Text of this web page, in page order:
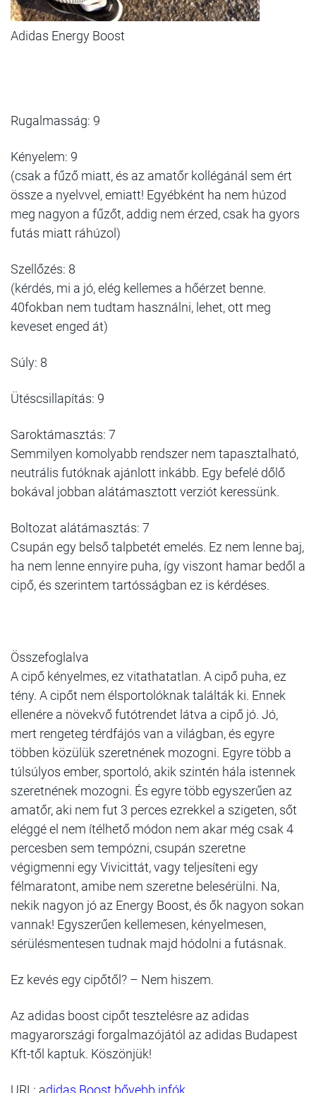
Adidas Energy Boost
Rugalmasság: 9
Kényelem: 9
(csak a fűző miatt, és az amatőr kollégánál sem ért
össze a nyelvvel, emiatt! Egyébként ha nem húzod
meg nagyon a fűzőt, addig nem érzed, csak ha gyors
futás miatt ráhúzol)
Szellőzés: 8
(kérdés, mi a jó, elég kellemes a hőérzet benne.
40fokban nem tudtam használni, lehet, ott meg
keveset enged át)
Súly: 8
Ütéscsillapítás: 9
Saroktámasztás: 7
Semmilyen komolyabb rendszer nem tapasztalható,
neutrális futóknak ajánlott inkább. Egy befelé dőlő
bokával jobban alátámasztott verziót keressünk.
Boltozat alátámasztás: 7
Csupán egy belső talpbetét emelés. Ez nem lenne baj,
ha nem lenne ennyire puha, így viszont hamar bedől a
cipő, és szerintem tartósságban ez is kérdéses.
Összefoglalva
A cipő kényelmes, ez vitathatatlan. A cipő puha, ez
tény. A cipőt nem élsportolóknak találták ki. Ennek
ellenére a növekvő futótrendet látva a cipő jó. Jó,
mert rengeteg térdfájós van a világban, és egyre
többen közülük szeretnének mozogni. Egyre több a
túlsúlyos ember, sportoló, akik szintén hála istennek
szeretnének mozogni. És egyre több egyszerűen az
amatőr, aki nem fut 3 perces ezrekkel a szigeten, sőt
eléggé el nem ítélhető módon nem akar még csak 4
percesben sem tempózni, csupán szeretne
végigmenni egy Vivicittát, vagy teljesíteni egy
félmaratont, amibe nem szeretne belesérülni. Na,
nekik nagyon jó az Energy Boost, és ők nagyon sokan
vannak! Egyszerűen kellemesen, kényelmesen,
sérülésmentesen tudnak majd hódolni a futásnak.
Ez kevés egy cipőtől? – Nem hiszem.
Az adidas boost cipőt tesztelésre az adidas
magyarországi forgalmazójától az adidas Budapest
Kft-től kaptuk. Köszönjük!
URL: adidas Boost bővebb infók...